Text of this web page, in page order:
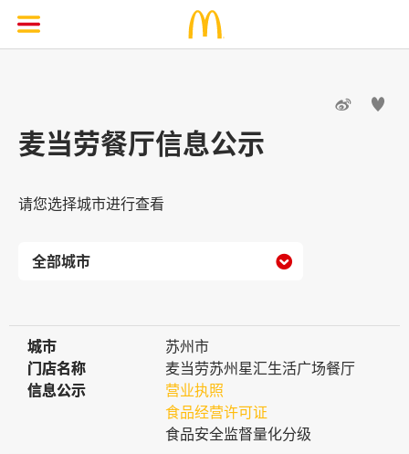
 
麦当劳餐厅信息公示
请您选择城市进行查看

城市
城市
苏州市
门店名称
门店名称
麦当劳苏州星汇生活广场餐厅
信息公示
信息公示
营业执照
食品经营许可证
食品安全监督量化分级